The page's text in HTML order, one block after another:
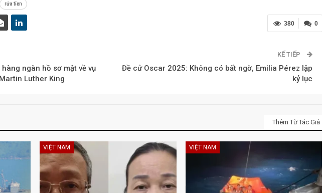
rửa tiền
0
380
ngàn hồ sơ mật về vụ
Luther King
KẾ TIẾP
Đề cử Oscar 2025: Không có bất ngờ, Emilia Pérez lập
kỷ lục
Thêm Từ Tác Giả
VIỆT NAM VIỆT NAM